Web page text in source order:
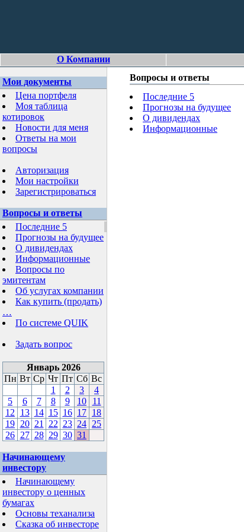
О Компании
Мои документы
Цена портфеля
Моя таблица
котировок
Новости для меня
Ответы на мои
вопросы
Авторизация
Мои настройки
Зарегистрироваться
Вопросы и ответы
Последние 5
Прогнозы на будущее
О дивидендах
Информационные
Вопросы по
эмитентам
Об услугах компании
Как купить (продать)
…
По системе QUIK
Задать вопрос
Январь 2026
Пн Вт Ср Чт Пт Сб Вс
1
2 3
4
5
6 7 8 9 10
11
12
13 14 15 16 17 18
19 20 21 22 23 24 25
26 27 28 29 30 31
Начинающему
инвестору
Начинающему
инвестору о ценных
бумагах
Основы теханализа
Сказка об инвесторе
Вопросы и ответы
Последние 5
Прогнозы на будущее
О дивидендах
Информационные